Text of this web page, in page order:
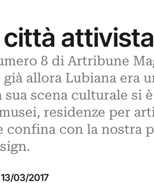
città attivista
8 di Artribune
già allora Lubiana era
scena culturale si
residenze per
confina con la nostra
13/03/2017